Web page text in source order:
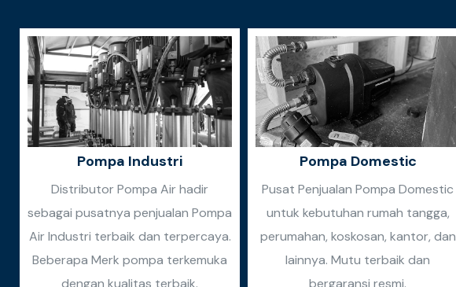
Pompa Industri
Distributor Pompa Air hadir
sebagai pusatnya penjualan Pompa
Air Industri terbaik dan terpercaya.
Beberapa Merk pompa terkemuka
dengan kualitas terbaik.
Pompa Domestic
Pusat Penjualan Pompa Domestic
untuk kebutuhan rumah tangga,
perumahan, koskosan, kantor, dan
lainnya. Mutu terbaik dan
bergaransi resmi.